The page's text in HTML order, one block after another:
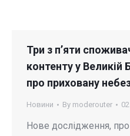
Три з п’яти
контенту у Великій
про приховану
Новини By moderouter
Нове дослідження,